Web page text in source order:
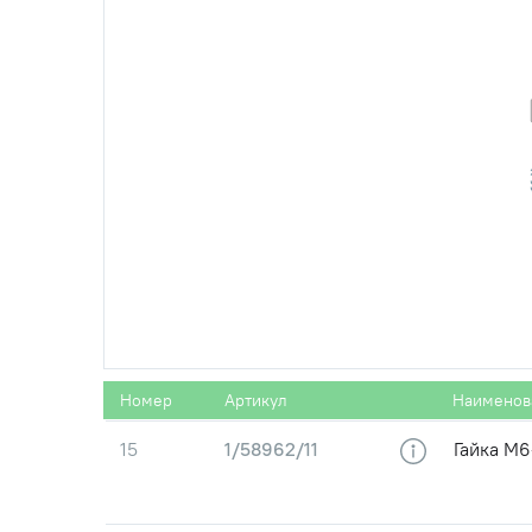
Номер Артикул
Крышка
Крышка
Рамка
Рамка
батарей
15 1/58962/11 Гайка